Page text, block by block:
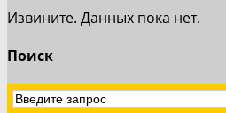
Извините. Данных пока нет.
Поиск